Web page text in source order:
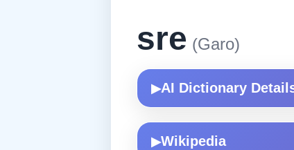
sre (Garo)
▶AI Dictionary
▶Wikipedia